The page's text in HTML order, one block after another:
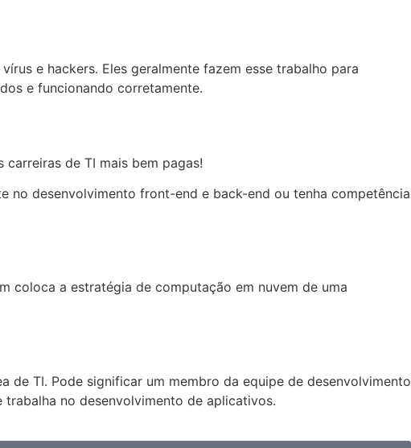
e hackers. Eles geralmente fazem esse trabalho para
e funcionando corretamente.
de TI mais bem pagas!
no desenvolvimento front-end e back-end ou tenha competência
coloca a estratégia de computação em nuvem de uma
de TI. Pode significar um membro da equipe de desenvolvimento
no desenvolvimento de aplicativos.